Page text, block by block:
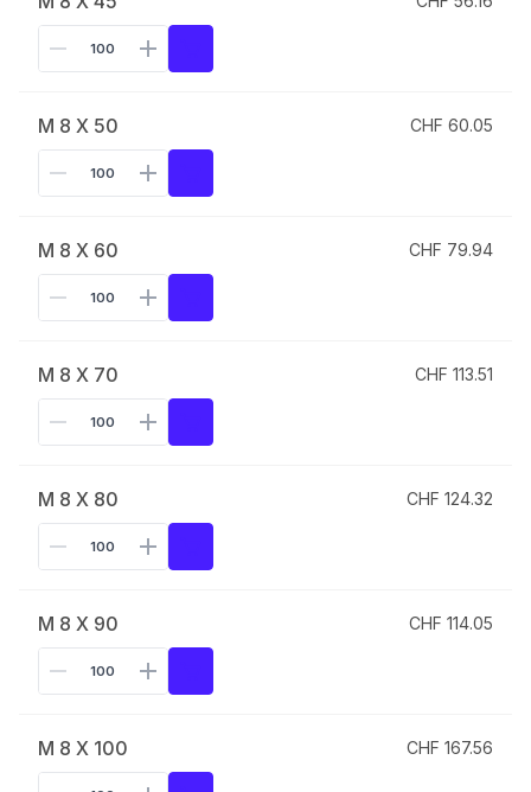
M 8 X 50 CHF 60.05
M 8 X 60 CHF 79.94
M 8 X 70 CHF 113.51
M 8 X 80 CHF 124.32
M 8 X 90 CHF 114.05
M 8 X 100 CHF 167.56